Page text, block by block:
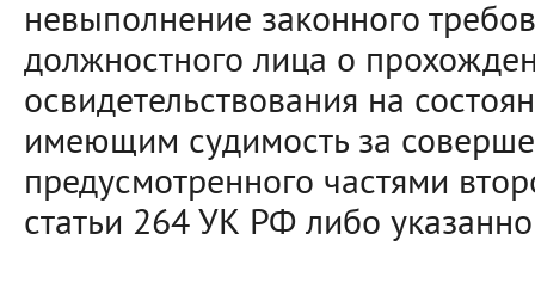
невыполнение законного
должностного лица о
освидетельствования на
имеющим судимость за
предусмотренного частями
статьи 264 УК РФ либо